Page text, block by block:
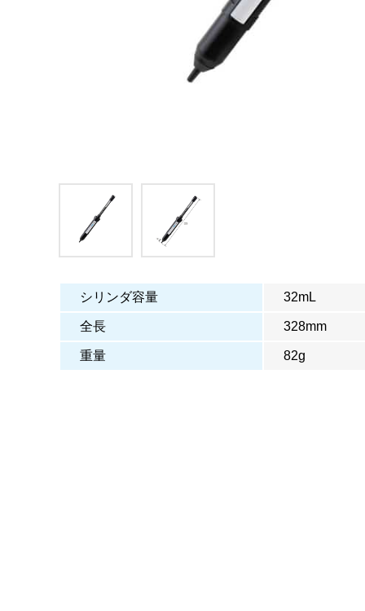
シリンダ容量 32mL
全長 328mm
重量 82g